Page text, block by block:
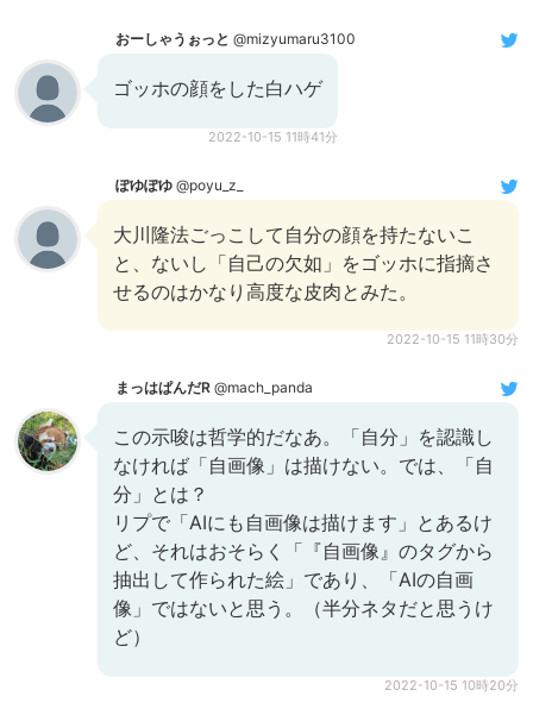
おーしゃうぉっと @mizyumaru3100
ゴッホの顔をした白ハゲ
2022-10-15 11時41分
ぽゆぽゆ @poyu_z_
大川隆法ごっこして自分の顔を持たないこ
と、ないし「自己の欠如」をゴッホに指摘さ
せるのはかなり高度な皮肉とみた。
2022-10-15 11時30分
まっはぱんだR @mach_panda
この示唆は哲学的だなあ。「自分」を認識し
なければ「自画像」は描けない。では、「自
分」とは？
リプで「AIにも自画像は描けます」とあるけ
ど、それはおそらく「『自画像』のタグから
抽出して作られた絵」であり、「AIの自画
像」ではないと思う。（半分ネタだと思うけ
ど）
2022-10-15 10時20分